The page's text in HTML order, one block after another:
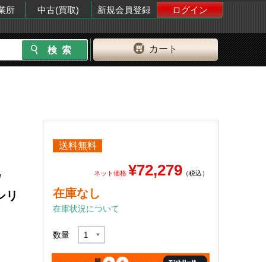
所 中古(買取) 新規会員登録 ログイン
カート
リ
送料無料
ネット価格 ¥72,279 （税込）
在庫なし
在庫状況について
数量